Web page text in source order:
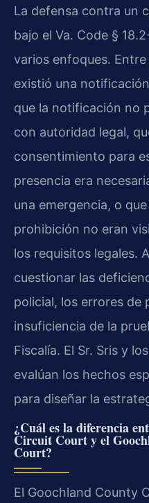
La defensa contra un
bajo el Va. Code §
varios enfoques.
existió una
que la notificación no
con autoridad legal,
consentimiento para
presencia era
una emergencia, o
prohibición no eran
los requisitos legales.
cuestionar las
policial, los errores de
insuficiencia de la
Fiscalía. El Sr. Sris y
evalúan los hechos
para diseñar la
¿Cuál es la diferencia
Circuit Court y el
Court?
El Goochland County